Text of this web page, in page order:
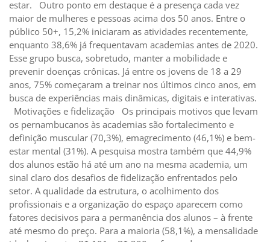
estar. Outro ponto em destaque é a presença cada vez
maior de mulheres e pessoas acima dos 50 anos. Entre o
público 50+, 15,2% iniciaram as atividades recentemente,
enquanto 38,6% já frequentavam academias antes de 2020.
Esse grupo busca, sobretudo, manter a mobilidade e
prevenir doenças crônicas. Já entre os jovens de 18 a 29
anos, 75% começaram a treinar nos últimos cinco anos, em
busca de experiências mais dinâmicas, digitais e interativas.
Motivações e fidelização Os principais motivos que levam
os pernambucanos às academias são fortalecimento e
definição muscular (70,3%), emagrecimento (46,1%) e bem-
estar mental (31%). A pesquisa mostra também que 44,9%
dos alunos estão há até um ano na mesma academia, um
sinal claro dos desafios de fidelização enfrentados pelo
setor. A qualidade da estrutura, o acolhimento dos
profissionais e a organização do espaço aparecem como
fatores decisivos para a permanência dos alunos – à frente
até mesmo do preço. Para a maioria (58,1%), a mensalidade